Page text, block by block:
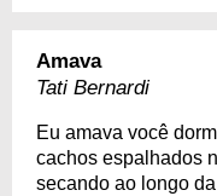
Amava
Tati Bernardi
Eu amava você
cachos espalhados
secando ao longo